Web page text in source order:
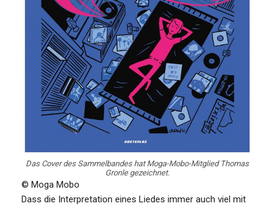
Das Cover des Sammelbandes hat Moga-Mobo-Mitglied Thomas
Gronle gezeichnet.
© Moga Mobo
Dass die Interpretation eines Liedes immer auch viel mit